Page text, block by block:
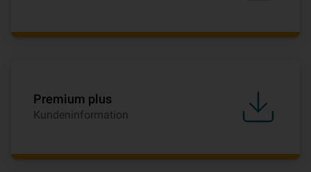
Premium plus
Kundeninformation